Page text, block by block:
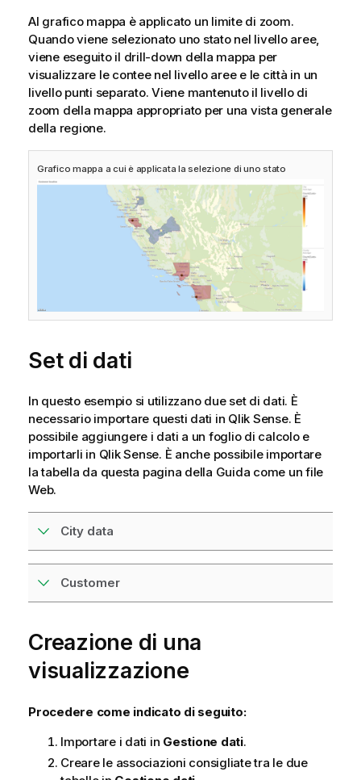
Al grafico mappa è applicato un limite di zoom.
Quando viene selezionato uno stato nel livello aree,
viene eseguito il drill-down della mappa per
visualizzare le contee nel livello aree e le città in un
livello punti separato. Viene mantenuto il livello di
zoom della mappa appropriato per una vista generale
della regione.
Grafico mappa a cui è applicata la selezione di uno stato
Set di dati
In questo esempio si utilizzano due set di dati. È
necessario importare questi dati in Qlik Sense. È
possibile aggiungere i dati a un foglio di calcolo e
importarli in Qlik Sense. È anche possibile importare
la tabella da questa pagina della Guida come un file
Web.
City data
Customer
Creazione di una
visualizzazione
Procedere come indicato di seguito:
Importare i dati in Gestione dati.
Creare le associazioni consigliate tra le due